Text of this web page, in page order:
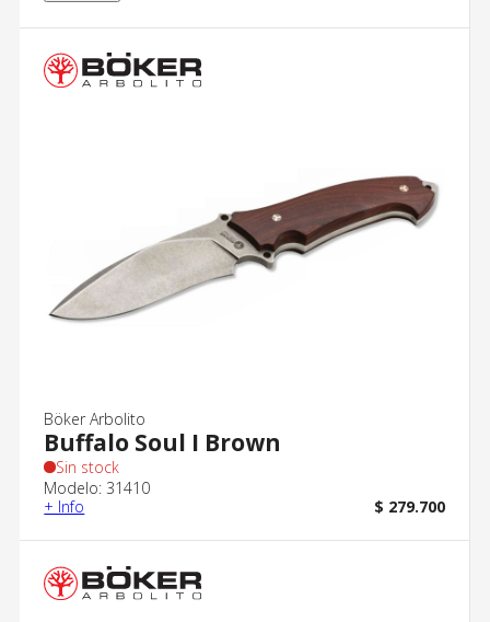
Böker Arbolito
Buffalo Soul I Brown
Sin stock
Modelo: 31410
+ Info
$ 279.700